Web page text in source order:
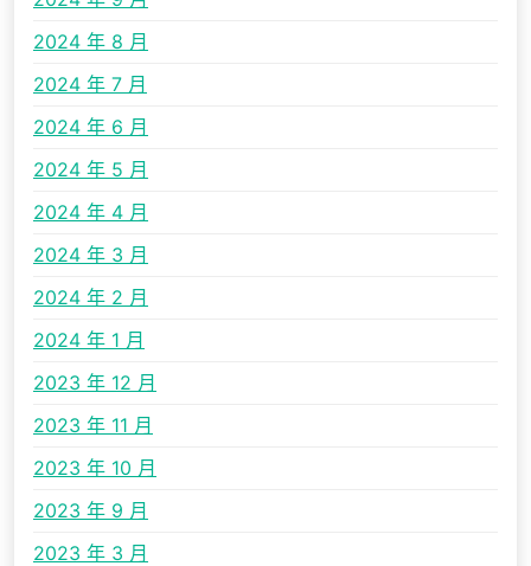
2024 年 8 月
2024 年 7 月
2024 年 6 月
2024 年 5 月
2024 年 4 月
2024 年 3 月
2024 年 2 月
2024 年 1 月
2023 年 12 月
2023 年 11 月
2023 年 10 月
2023 年 9 月
2023 年 3 月